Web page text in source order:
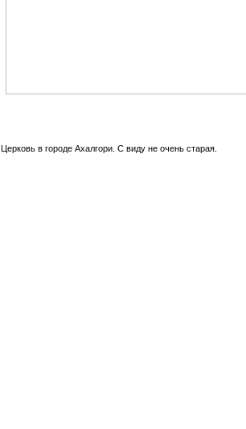
Церковь в городе Ахалгори. С виду не очень старая.